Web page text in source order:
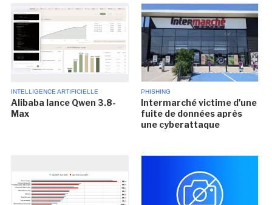
INTELLIGENCE ARTIFICIELLE
Alibaba lance Qwen 3.8-
Max
PHISHING
Intermarché victime d'une
fuite de données après
une cyberattaque